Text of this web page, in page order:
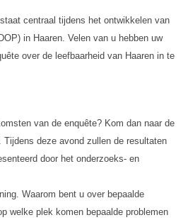
centraal tijdens het ontwikkelen van
in Haaren. Velen van u hebben uw
over de leefbaarheid van Haaren in te
van de enquête? Kom dan naar de
deze avond zullen de resultaten
door het onderzoeks- en
Waarom bent u over bepaalde
welke plek komen bepaalde problemen